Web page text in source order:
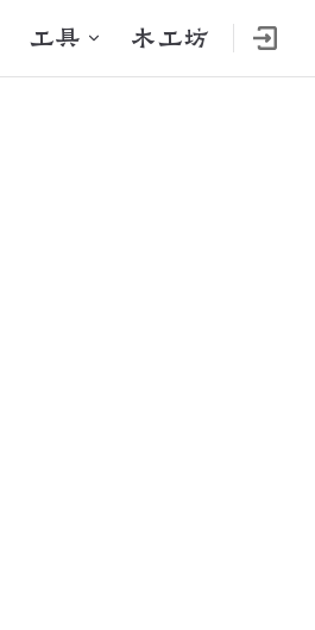
工具 木工坊